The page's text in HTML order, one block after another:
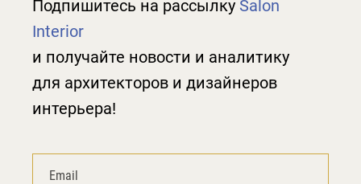
Подпишитесь на рассылку Salon
Interior
и получайте новости и аналитику
для архитекторов и дизайнеров
интерьера!